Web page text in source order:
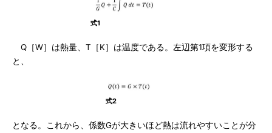
式1
Q［W］は熱量、T［K］は温度である。左辺第1項を変形する
と、
式2
となる。これから、係数Gが大きいほど熱は流れやすいことが分